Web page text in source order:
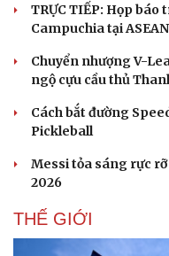
TRỰC TIẾP: Họp
Campuchia tại
Chuyển nhượng V-
ngộ cựu cầu thủ
Cách bắt đường
Pickleball
Messi tỏa sáng rực rỡ
2026
THẾ GIỚI